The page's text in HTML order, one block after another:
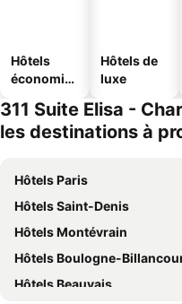
Hôtels
économiq
Hôtels de
luxe
311 Suite Elisa -
les destinations à
Hôtels Paris
Hôtels Saint-Denis
Hôtels Montévrain
Hôtels Boulogne-
Hôtels Beauvais